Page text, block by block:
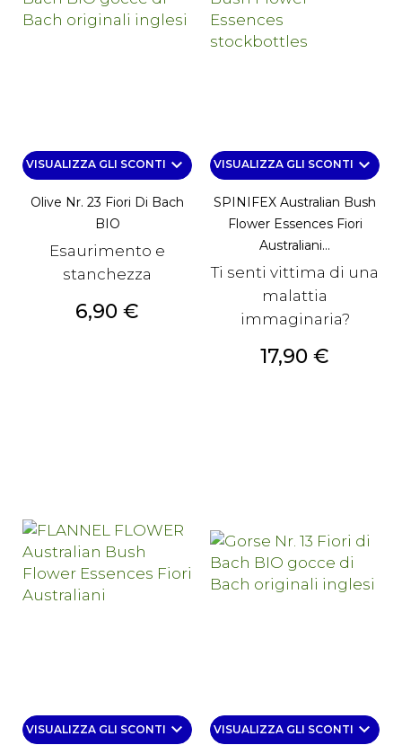
VISUALIZZA GLI SCONTI keyboard_arrow_down
Olive Nr. 23 Fiori Di Bach
BIO
Esaurimento e
stanchezza
Prezzo
6,90 €
VISUALIZZA GLI SCONTI keyboard_arrow_down
SPINIFEX Australian Bush
Flower Essences Fiori
Australiani...
Ti senti vittima di una
malattia
immaginaria?
Prezzo
17,90 €
VISUALIZZA GLI SCONTI keyboard_arrow_down VISUALIZZA GLI SCONTI keyboard_arrow_down